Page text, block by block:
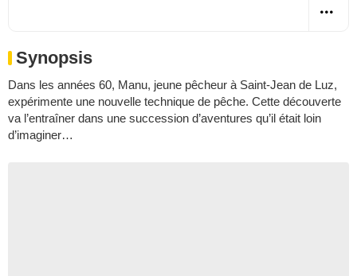
Synopsis
Dans les années 60, Manu, jeune pêcheur à Saint-Jean de Luz,
expérimente une nouvelle technique de pêche. Cette découverte
va l’entraîner dans une succession d’aventures qu’il était loin
d’imaginer…